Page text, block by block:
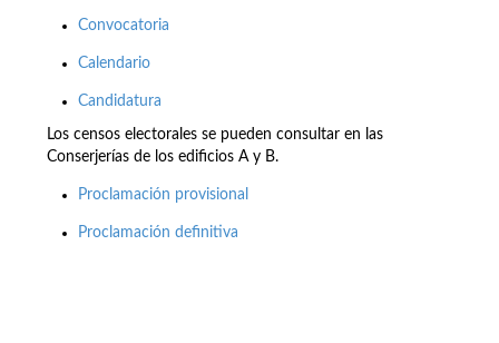
Convocatoria
Calendario
Candidatura
Los censos electorales se pueden consultar en las
Conserjerías de los edificios A y B.
Proclamación provisional
Proclamación definitiva